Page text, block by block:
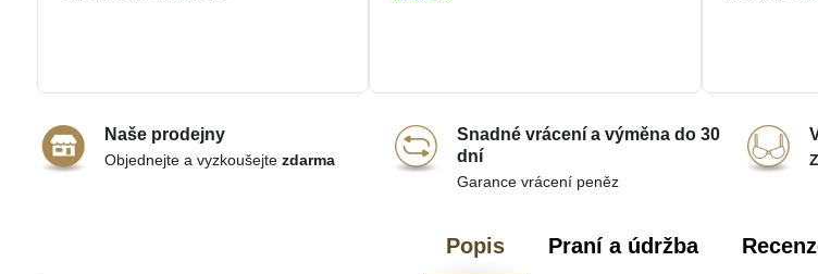
Popis Praní a údržba
Naše prodejny
Objednejte a vyzkoušejte zdarma
Snadné vrácení a výměna do 30
dní
Garance vrácení peněz